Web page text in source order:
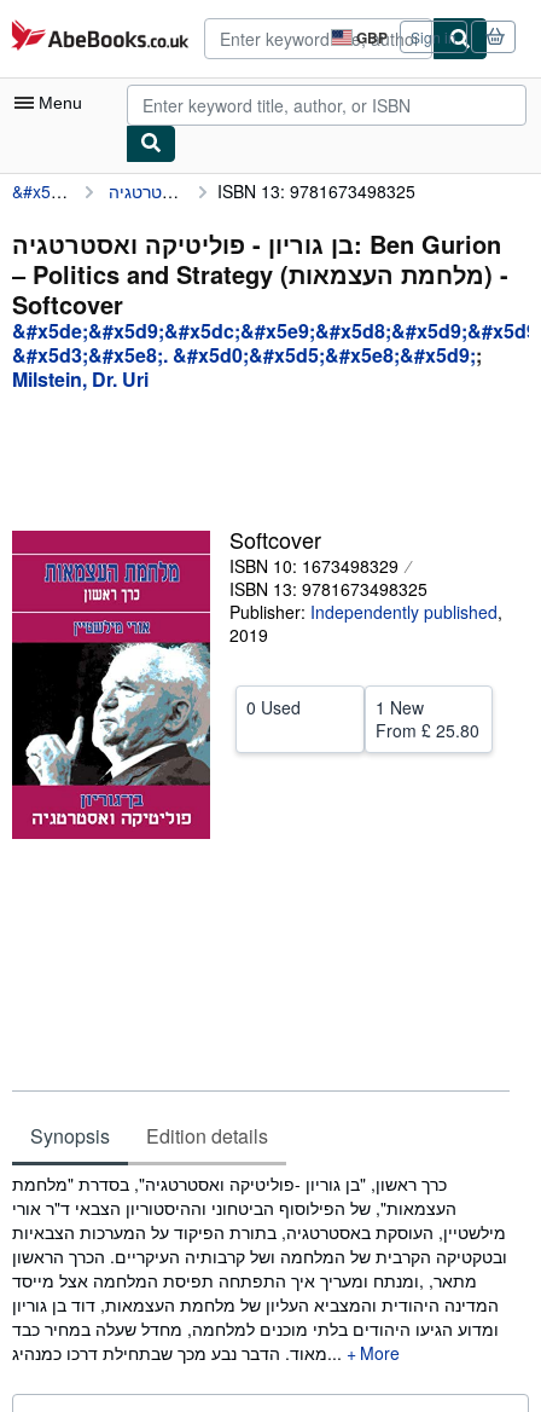
Skip to main content
AbeBooks.co.uk GBP
Site
shopping
preferences
Sign in
Menu
My Account
My Purchases
Advanced Search
Browse Collections
Rare Books
Start Selling
Help
CLOSE
&#x5de;&#x5d9;&#x5dc;&#x5e9;&#x5d8;&#x5d9;&#x5d9;&#x5df;, &#x5d3;&#x5e8;. &#x5d0;&#x5d5;&#x5e8;&#x5d9; ISBN 13: 9781673498325
בן גוריון - פוליטיקה ואסטרטגיה: Ben Gurion
– Politics and Strategy (מלחמת העצמאות) -
Softcover
&#x5d3;&#x5e8;. &#x5d0;&#x5d5;&#x5e8;&#x5d9;;
Milstein, Dr. Uri
Softcover
ISBN 10: 1673498329
ISBN 13: 9781673498325
Publisher: Independently published,
2019
0 Used
1 New
From £ 25.80
Synopsis Edition details
Synopsis
כרך ראשון, "בן גוריון -פוליטיקה ואסטרטגיה", בסדרת "מלחמת
העצמאות", של הפילוסוף הביטחוני וההיסטוריון הצבאי ד"ר אורי
מילשטיין, העוסקת באסטרטגיה, בתורת הפיקוד על המערכות הצבאיות
ובטקטיקה הקרבית של המלחמה ושל קרבותיה העיקריים. הכרך הראשון
מתאר, ,ומנתח ומעריך איך התפתחה תפיסת המלחמה אצל מייסד
המדינה היהודית והמצביא העליון של מלחמת העצמאות, דוד בן גוריון
ומדוע הגיעו היהודים בלתי מוכנים למלחמה, מחדל שעלה במחיר כבד
מאוד. הדבר נבע מכך שבתחילת דרכו כמנהיג...
More